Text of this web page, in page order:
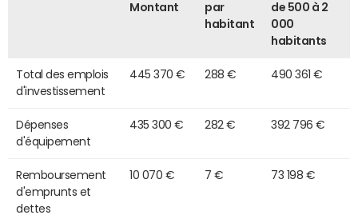
Montant
par
habitant
de 500 à 2
000
habitants
Total des emplois
d'investissement
445 370 € 288 € 490 361 €
Dépenses
d'équipement
435 300 € 282 € 392 796 €
Remboursement
d'emprunts et
dettes
10 070 € 7 € 73 198 €